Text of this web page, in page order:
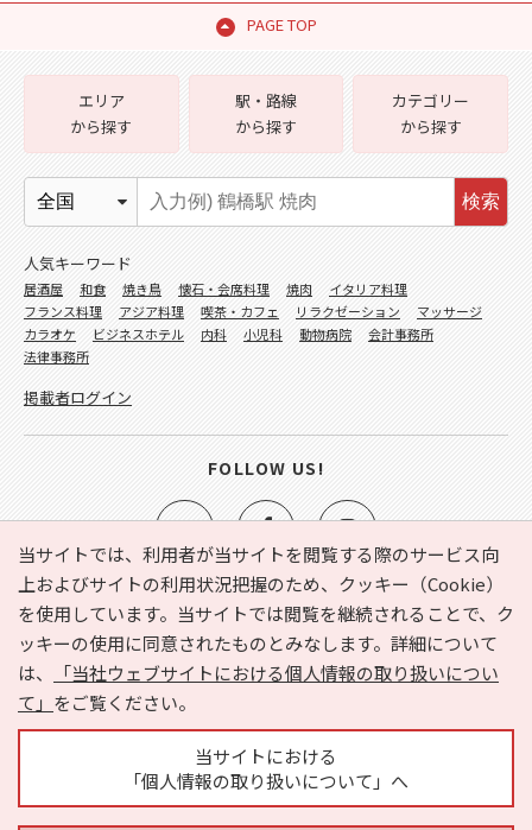
PAGE TOP
当サイトでは、利用者が当サイトを閲覧する際のサービス向
上およびサイトの利用状況把握のため、クッキー（Cookie）
を使用しています。当サイトでは閲覧を継続されることで、ク
ッキーの使用に同意されたものとみなします。詳細について
は、
「当社ウェブサイトにおける個人情報の取り扱いについ
て」 をご覧ください。
当サイトにおける
「個人情報の取り扱いについて」へ
e-NAVITA（イーナビタ）とは？ お気に入り
ヘルプ
利用規約
個人情報の取り扱いについて
運営会社
サイトマップ
広告掲載に関するお問い合わせ
エリア
から探す
駅・路線
から探す
カテゴリー
から探す
検索
人気キーワード
居酒屋 和食 焼き鳥 懐石・会席料理 焼肉
イタリア料理
フランス料理
アジア料理 喫茶・カフェ リラクゼーション
マッサージ
カラオケ
ビジネスホテル 内科 小児科 動物病院
会計事務所
法律事務所
掲載者ログイン
FOLLOW US!